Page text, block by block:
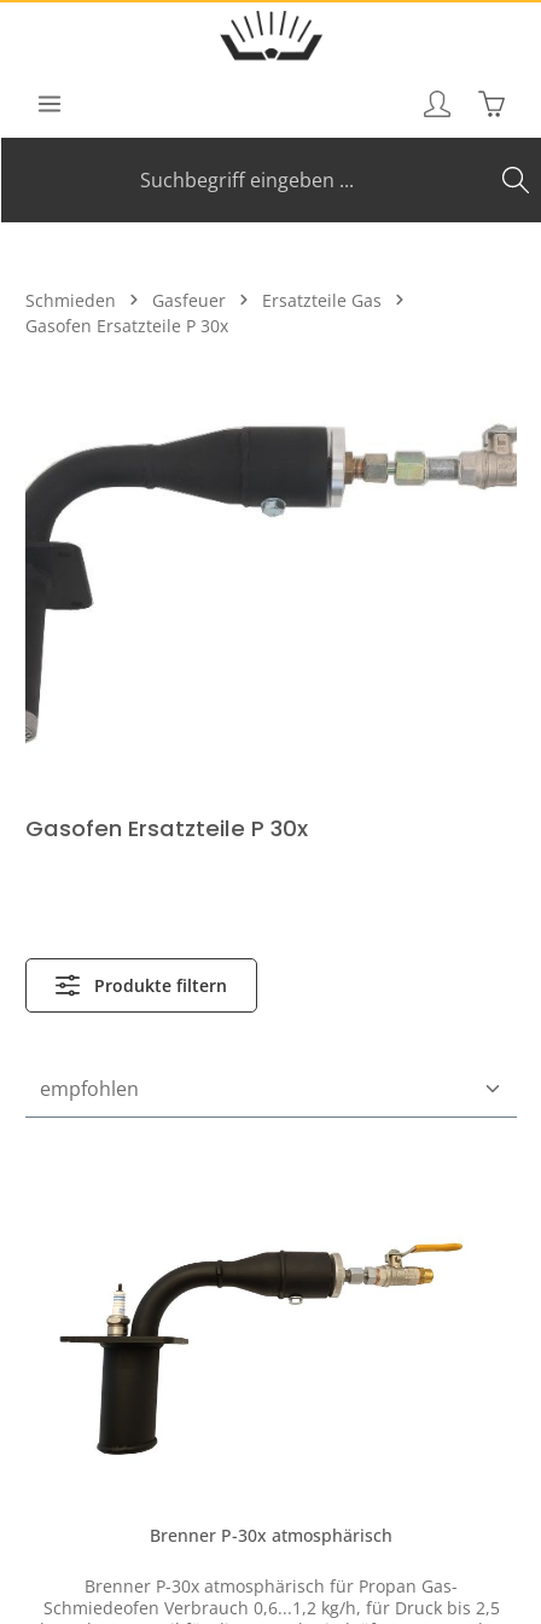
Zum Hauptinhalt springen
Schmieden Gasfeuer
Ersatzteile Gas
Gasofen Ersatzteile P 30x
Gasofen Ersatzteile P 30x
Produkte filtern
Brenner P-30x atmosphärisch
Brenner P-30x atmosphärisch für Propan Gas-
Schmiedeofen Verbrauch 0,6...1,2 kg/h, für Druck bis 2,5